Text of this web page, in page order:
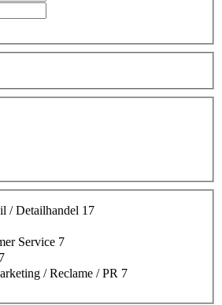
/ Detailhandel 17
Service 7
7
/ Reclame / PR 7